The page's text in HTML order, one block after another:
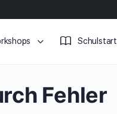
Schulstart
Fehler